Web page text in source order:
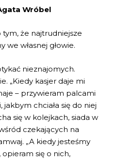
Wróbel
tym, że najtrudniejsze
we własnej głowie.
nieznajomych.
„Kiedy kasjer daje mi
– przywieram palcami
jakbym chciała się do niej
się w kolejkach, siada w
czekających na
„A kiedy jesteśmy
opieram się o nich,